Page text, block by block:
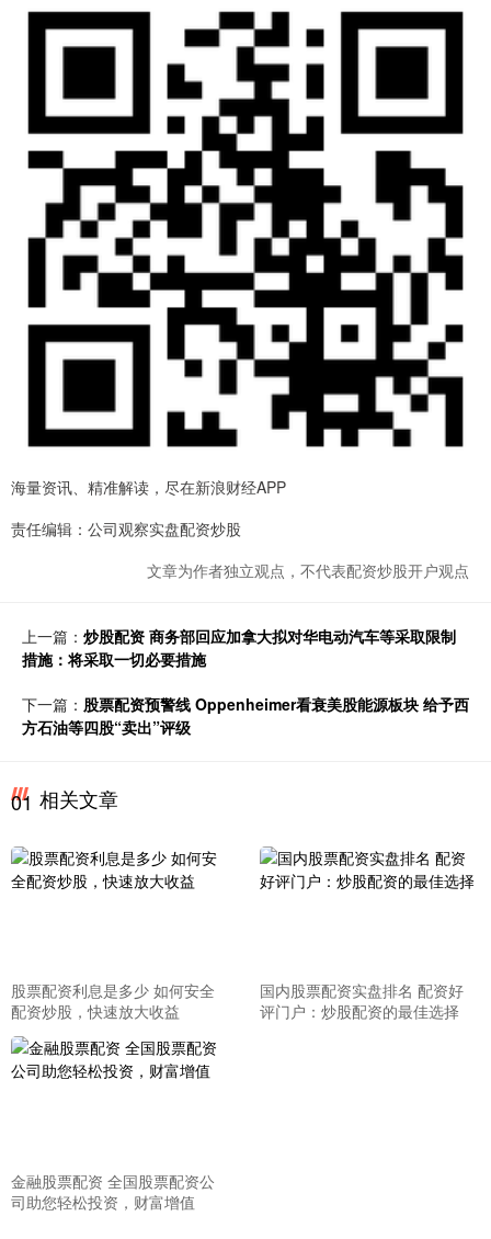
海量资讯、精准解读，尽在新浪财经APP
责任编辑：公司观察实盘配资炒股
文章为作者独立观点，不代表配资炒股开户观点
上一篇： 炒股配资 商务部回应加拿大拟对华电动汽车等采取限制
措施：将采取一切必要措施
下一篇： 股票配资预警线 Oppenheimer看衰美股能源板块 给予西
方石油等四股“卖出”评级
01 相关文章
股票配资利息是多少 如何安全
配资炒股，快速放大收益
国内股票配资实盘排名 配资好
评门户：炒股配资的最佳选择
金融股票配资 全国股票配资公
司助您轻松投资，财富增值